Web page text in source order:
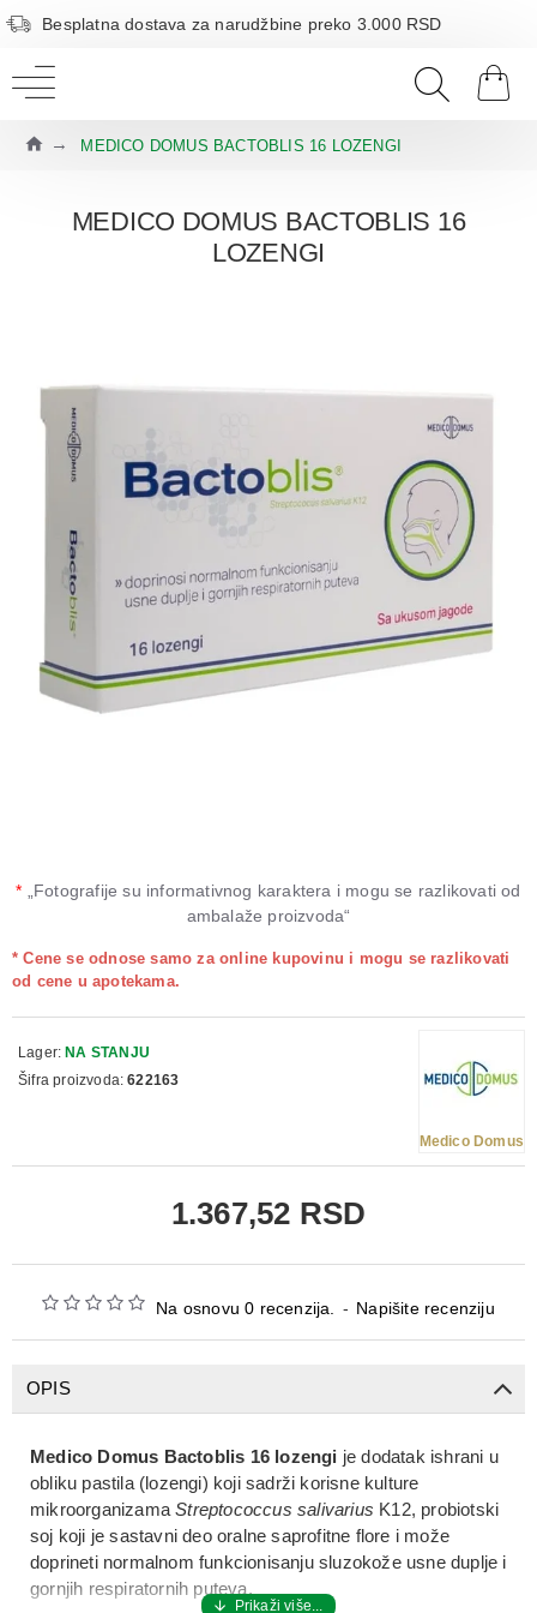
Besplatna dostava za narudžbine preko 3.000 RSD
MEDICO DOMUS BACTOBLIS 16 LOZENGI
MEDICO DOMUS BACTOBLIS 16
LOZENGI
* „Fotografije su informativnog karaktera i mogu se razlikovati od
ambalaže proizvoda“
Na osnovu 0 recenzija. - Napišite recenziju
* Cene se odnose samo za online kupovinu i mogu se razlikovati
od cene u apotekama.
1.367,52 RSD
Lager: NA STANJU
Šifra proizvoda: 622163
Medico Domus
OPIS
Medico Domus Bactoblis 16 lozengi jedodatak ishrani u
obliku pastila (lozengi) koji sadrži korisne kulture
mikroorganizamaStreptococcus salivarius K12, probiotski
soj koji je sastavni deo oralne saprofitne flore i može
doprineti normalnom funkcionisanju sluzokože usne duplje i
gornjih respiratornih puteva.